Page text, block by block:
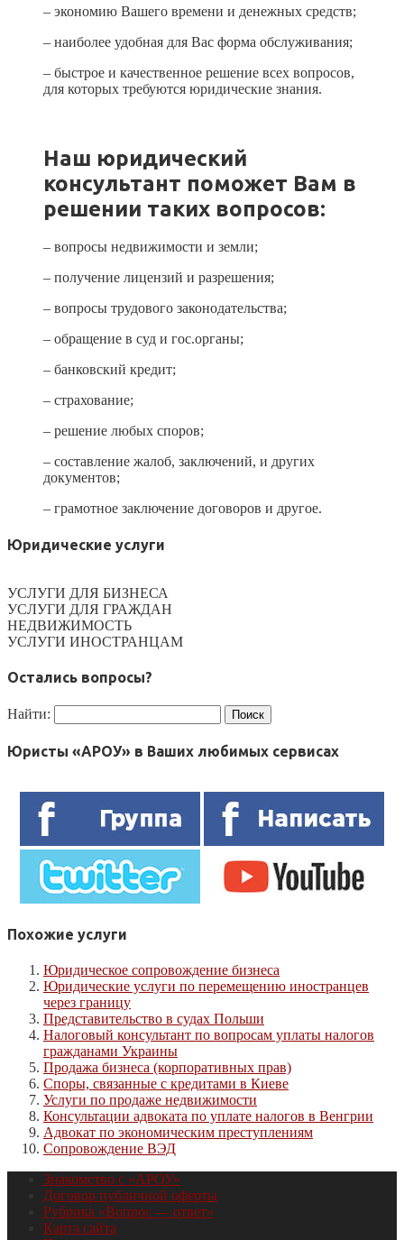
– экономию Вашего времени и денежных средств;
– наиболее удобная для Вас форма обслуживания;
– быстрое и качественное решение всех вопросов,
для которых требуются юридические знания.
Наш юридический
консультант поможет Вам в
решении таких вопросов:
– вопросы недвижимости и земли;
– получение лицензий и разрешения;
– вопросы трудового законодательства;
– обращение в суд и гос.органы;
– банковский кредит;
– страхование;
– решение любых споров;
– составление жалоб, заключений, и других
документов;
– грамотное заключение договоров и другое.
Юридические услуги
УСЛУГИ ДЛЯ БИЗНЕСА
УСЛУГИ ДЛЯ ГРАЖДАН
НЕДВИЖИМОСТЬ
УСЛУГИ ИНОСТРАНЦАМ
Остались вопросы?
Найти:
Юристы «АРОУ» в Ваших любимых сервисах
Похожие услуги
Юридическое сопровождение бизнеса
Юридические услуги по перемещению иностранцев
через границу
Представительство в судах Польши
Налоговый консультант по вопросам уплаты налогов
гражданами Украины
Продажа бизнеса (корпоративных прав)
Споры, связанные с кредитами в Киеве
Услуги по продаже недвижимости
Консультации адвоката по уплате налогов в Венгрии
Адвокат по экономическим преступлениям
Сопровождение ВЭД
Знакомство с «АРОУ»
Договор публичной оферты
Рубрика «Вопрос — ответ»
Карта сайта